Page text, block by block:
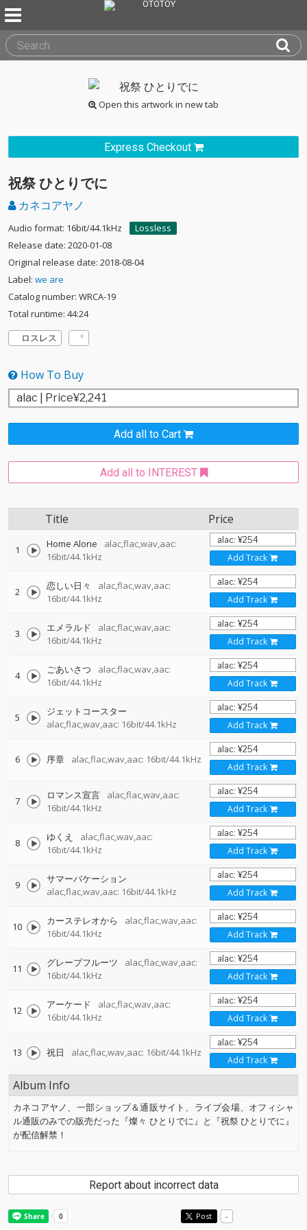
Open this artwork in new tab
Express Checkout
祝祭 ひとりでに
カネコアヤノ
Audio format: 16bit/44.1kHz
Lossless
Release date: 2020-01-08
Original release date: 2018-08-04
Label: we are
Catalog number: WRCA-19
Total runtime: 44:24
ロスレス
How To Buy
Add all to Cart
Add all to INTEREST
Title Price
1 Home Alone
alac,flac,wav,aac:
16bit/44.1kHz
Add Track
2 恋しい日々
alac,flac,wav,aac:
16bit/44.1kHz
Add Track
3 エメラルド
alac,flac,wav,aac:
16bit/44.1kHz
Add Track
4 ごあいさつ
alac,flac,wav,aac:
16bit/44.1kHz
Add Track
5
ジェットコースター
alac,flac,wav,aac: 16bit/44.1kHz
Add Track
6 序章 alac,flac,wav,aac: 16bit/44.1kHz
Add Track
7 ロマンス宣言
alac,flac,wav,aac:
16bit/44.1kHz
Add Track
8 ゆくえ
alac,flac,wav,aac:
16bit/44.1kHz
Add Track
9
サマーバケーション
alac,flac,wav,aac: 16bit/44.1kHz
Add Track
10 カーステレオから
alac,flac,wav,aac:
16bit/44.1kHz
Add Track
11 グレープフルーツ
alac,flac,wav,aac:
16bit/44.1kHz
Add Track
12 アーケード
alac,flac,wav,aac:
16bit/44.1kHz
Add Track
13 祝日 alac,flac,wav,aac: 16bit/44.1kHz
Add Track
Album Info
カネコアヤノ、一部ショップ＆通販サイト、ライブ会場、オフィシャ
ル通販のみでの販売だった『燦々 ひとりでに』と『祝祭 ひとりでに』
が配信解禁！
Report about incorrect data
Post -